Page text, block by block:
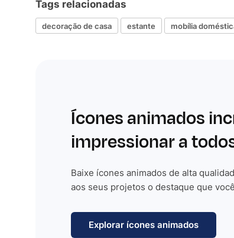
Tags relacionadas
decoração de casa estante mobília
Ícones animados
impressionar a
Baixe ícones animados de alta
aos seus projetos o destaque que
Explorar ícones animados